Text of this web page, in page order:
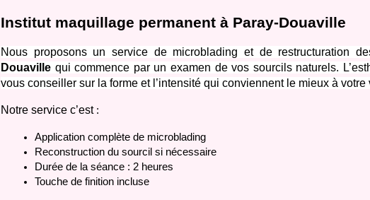
Institut maquillage permanent à Paray-Douaville
Nous proposons un service de microblading et de restructuration
Douaville qui commence par un examen de vos sourcils naturels.
vous conseiller sur la forme et l’intensité qui conviennent le mieux à votre
Notre service c’est :
Application complète de microblading
Reconstruction du sourcil si nécessaire
Durée de la séance : 2 heures
Touche de finition incluse